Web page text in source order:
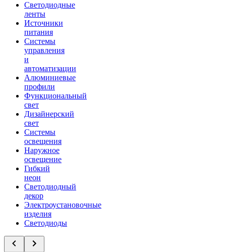
Светодиодные
ленты
Источники
питания
Системы
управления
и
автоматизации
Алюминиевые
профили
Функциональный
свет
Дизайнерский
свет
Системы
освещения
Наружное
освещение
Гибкий
неон
Светодиодный
декор
Электроустановочные
изделия
Светодиоды